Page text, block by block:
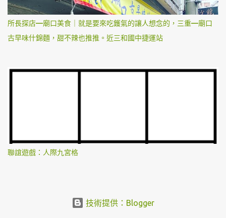
所長探店—廟口美食｜就是要來吃鑊氣的讓人想念的，三重—廟口
古早味什錦麵，甜不辣也推推。近三和國中捷運站
聯誼遊戲：人際九宮格
技術提供：Blogger